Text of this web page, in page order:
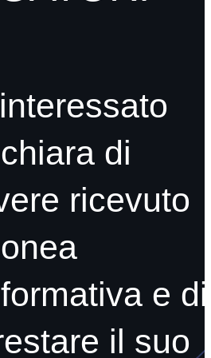
di
ricevuto
e di
il suo